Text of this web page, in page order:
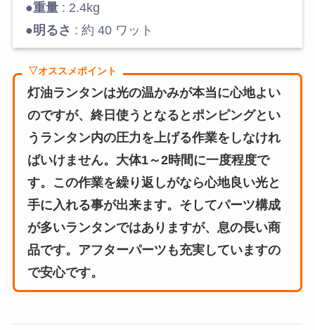
●重量: 2.4kg
●明るさ : 約 40 ワット
▽オススメポイント
灯油ランタンは光の温かみが本当に心地よい
のですが、終日使うとなるとポンピングとい
うランタン内の圧力を上げる作業をしなけれ
ばいけません。大体1～2時間に一度程度で
す。この作業を繰り返しがなら心地良い光と
手に入れる事が出来ます。そしてパーツ構成
が多いランタンではありますが、息の長い商
品です。アフターパーツも充実していますの
で安心です。